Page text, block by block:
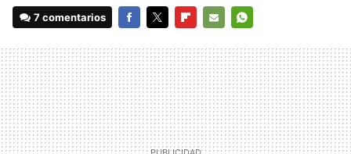
7 comentarios
MAIL